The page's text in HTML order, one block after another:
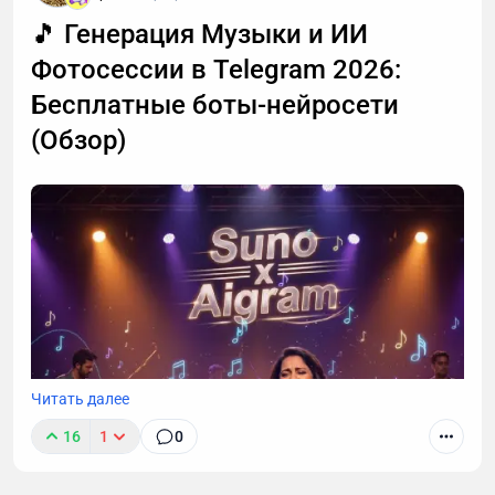
обсчитался и вместо 2 часов расшифровал только
120 минут. Причем уже не первая такая претензия.
Я решил разобраться, откуда ноги растут 🦶
🎵 Генерация Музыки и ИИ
Фотосессии в Telegram 2026:
Бесплатные боты-нейросети
(Обзор)
Читать далее
16 1 0